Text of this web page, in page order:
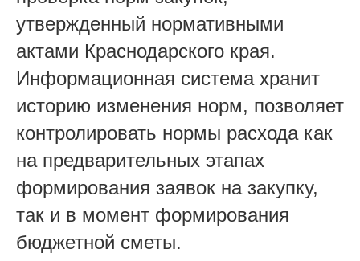
утвержденный нормативными
актами Краснодарского края.
Информационная система хранит
историю изменения норм, позволяет
контролировать нормы расхода как
на предварительных этапах
формирования заявок на закупку,
так и в момент формирования
бюджетной сметы.